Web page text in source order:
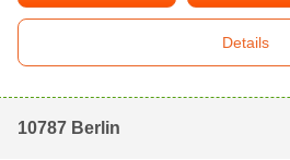
Details
10787 Berlin